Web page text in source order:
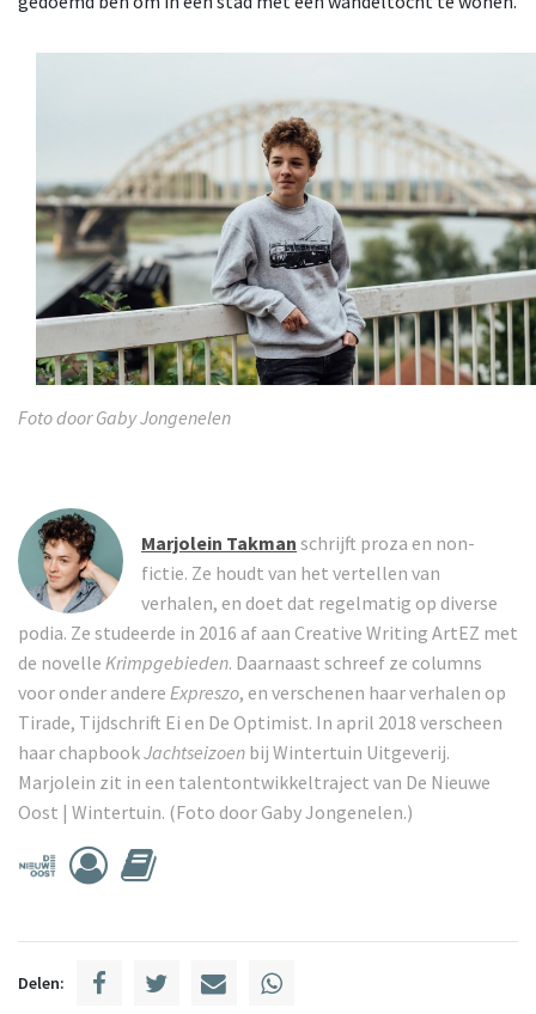
Foto door Gaby Jongenelen
Marjolein Takman schrijft proza en non-
fictie. Ze houdt van het vertellen van
verhalen, en doet dat regelmatig op diverse
podia. Ze studeerde in 2016 af aan Creative Writing ArtEZ met
de novelle Krimpgebieden. Daarnaast schreef ze columns
voor onder andere Expreszo, en verschenen haar verhalen op
Tirade, Tijdschrift Ei en De Optimist. In april 2018 verscheen
haar chapbookJachtseizoen bij Wintertuin Uitgeverij.
Marjolein zit in een talentontwikkeltraject van De Nieuwe
Oost | Wintertuin. (Foto door Gaby Jongenelen.)
Delen: